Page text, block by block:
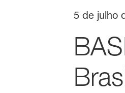
5 de julho